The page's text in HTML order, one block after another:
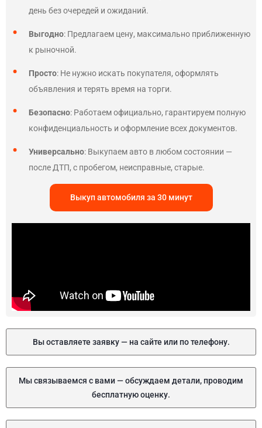
день без очередей и ожиданий.
Выгодно: Предлагаем цену, максимально приближенную
к рыночной.
Просто: Не нужно искать покупателя, оформлять
объявления и терять время на торги.
Безопасно: Работаем официально, гарантируем полную
конфиденциальность и оформление всех документов.
Универсально: Выкупаем авто в любом состоянии —
после ДТП, с пробегом, неисправные, старые.
Выкуп автомобиля за 30 минут
Вы оставляете заявку — на сайте или по телефону.
Мы связываемся с вами — обсуждаем детали, проводим
бесплатную оценку.